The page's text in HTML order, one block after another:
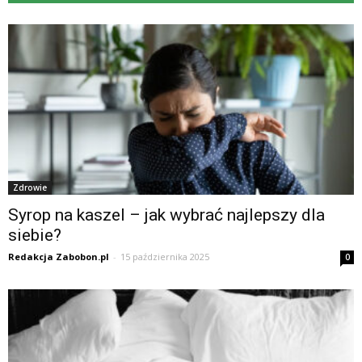
Zdrowie
Syrop na kaszel – jak wybrać najlepszy dla
siebie?
Redakcja Zabobon.pl - 15 października 2025 0